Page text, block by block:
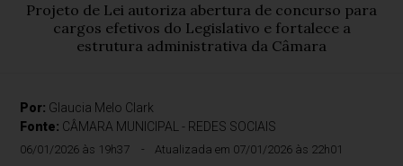
Projeto de Lei autoriza abertura de concurso para
cargos efetivos do Legislativo e fortalece a
estrutura administrativa da Câmara
Por: Glaucia Melo Clark
Fonte: CÂMARA MUNICIPAL - REDES SOCIAIS
06/01/2026 às 19h37 Atualizada em 07/01/2026 às 22h01